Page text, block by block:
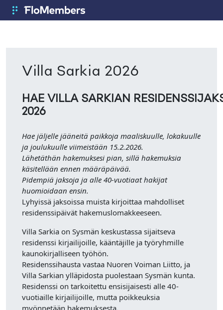
FloMembers
Villa Sarkia 2026
HAE VILLA SARKIAN
2026
Hae jäljelle jääneitä paikkoja maaliskuulle, lokakuulle
ja joulukuulle viimeistään 15.2.2026.
Lähetäthän hakemuksesi pian, sillä hakemuksia
käsitellään ennen määräpäivää.
Pidempiä jaksoja ja alle 40-vuotiaat hakijat
huomioidaan ensin.
Lyhyissä jaksoissa muista kirjoittaa mahdolliset
residenssipäivät hakemuslomakkeeseen.
Villa Sarkia on Sysmän keskustassa sijaitseva
residenssi kirjailijoille, kääntäjille ja työryhmille
kaunokirjalliseen työhön.
Residenssihausta vastaa Nuoren Voiman Liitto, ja
Villa Sarkian ylläpidosta puolestaan Sysmän kunta.
Residenssi on tarkoitettu ensisijaisesti alle 40-
vuotiaille kirjailijoille, mutta poikkeuksia
myönnetään hakemuksesta.